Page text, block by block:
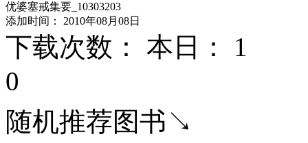
优婆塞戒集要_10303203
添加时间： 2010年08月08日
下载次数： 本日： 1
0
随机推荐图书↘